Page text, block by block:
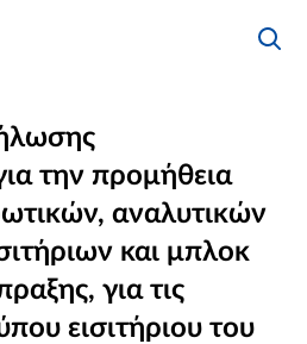
την προμήθεια
αναλυτικών
και μπλοκ
για τις
εισιτήριου του